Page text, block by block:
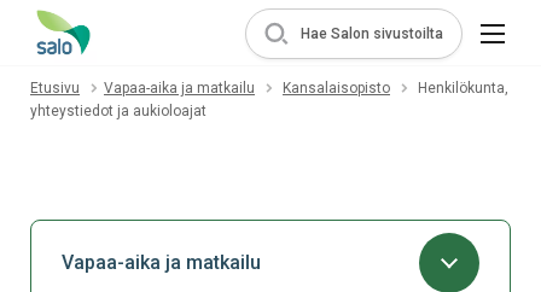
Hae Salon sivustoilta
Etusivu Vapaa-aika ja matkailu Kansalaisopisto
Henkilökunta,
yhteystiedot ja aukioloajat
Vapaa-aika ja matkailu